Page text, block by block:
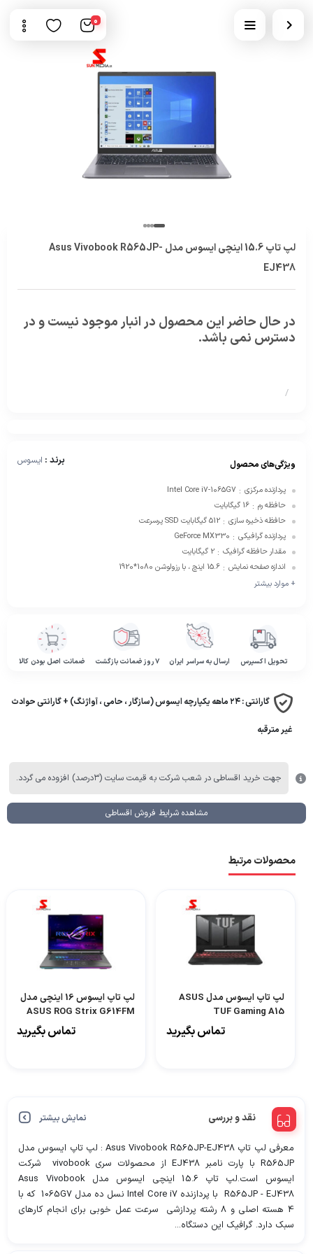
0
لپ تاپ 15.6 اینچی ایسوس مدل Asus Vivobook R565JP-
EJ438
در حال حاضر این محصول در انبار موجود نیست و در
دسترس نمی باشد.
/
برند : ایسوس ویژگی‌های محصول
پردازنده مرکزی :
Intel Core i7-1065G7
حافظه رم : 16 گیگابایت
حافظه ذخیره سازی : 512 گیگابایت SSD پرسرعت
پردازنده گرافیکی :
GeForce MX330
مقدار حافظه گرافیک : 2 گیگابایت
اندازه صفحه نمایش : 15.6 اینچ ، با رزولوشن 1080*1920
+ موارد بیشتر
تحویل اکسپرس ارسال به سراسر ایران ۷ روز ضمانت بازگشت ضمانت اصل بودن کالا
گارانتی : ۲۴ ماهه یکپارچه ایسوس (سازگار ، حامی ، آواژنگ) + گارانتی حوادث
غیر مترقبه
جهت خرید اقساطی در شعب شرکت به قیمت سایت (۳درصد) افزوده می گردد.
مشاهده شرایط فروش اقساطی
محصولات مرتبط
لپ تاپ ایسوس مدل ASUS
TUF Gaming A15
FA507NVR-LP129تماس بگیرید
لپ تاپ ایسوس 16 اینچی مدل
ASUS ROG Strix G614FM
R9 9955HX 64GB 2TB
تماس بگیرید
نقد و بررسی نمایش بیشتر
معرفی لپ تاپ Asus Vivobook R565JP-EJ438 : لپ تاپ ایسوس مدل
R565JP با پارت نامبر EJ438 از محصولات سری vivobook شرکت
ایسوس است.لپ تاپ 15.6 اینچی ایسوس مدل Asus Vivobook
R565JP - EJ438 با پردازنده Intel Core i7 نسل ده مدل 1065G7 که با
4 هسته اصلی و 8 رشته پردازشی سرعت عمل خوبی برای انجام کارهای
سبک دارد. گرافیک این دستگاه...